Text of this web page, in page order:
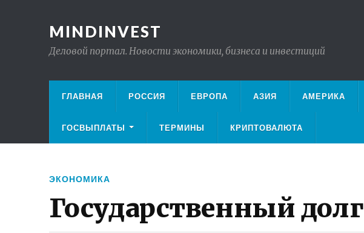
MINDINVEST
Деловой портал. Новости экономики, бизнеса и инвестиций
ГЛАВНАЯ РОССИЯ ЕВРОПА АЗИЯ АМЕРИКА
ГОСВЫПЛАТЫ ТЕРМИНЫ КРИПТОВАЛЮТА
ЭКОНОМИКА
Государственный долг